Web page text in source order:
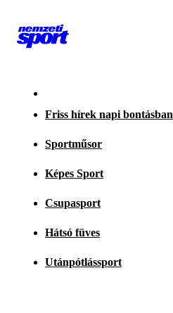
Friss hírek napi bontásban
Sportműsor
Képes Sport
Csupasport
Hátsó füves
Utánpótlássport